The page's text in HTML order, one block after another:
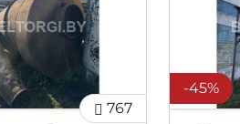
767
-45%